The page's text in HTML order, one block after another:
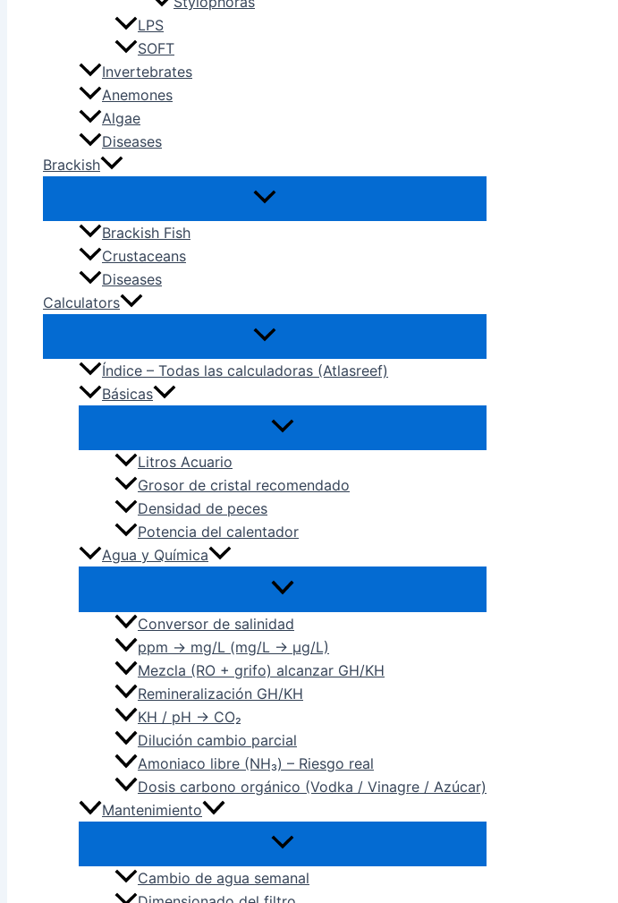
LPS
SOFT
Invertebrates
Anemones
Algae
Diseases
Brackish
Brackish Fish
Crustaceans
Diseases
Calculators
Índice – Todas las calculadoras (Atlasreef)
Básicas
Litros Acuario
Grosor de cristal recomendado
Densidad de peces
Potencia del calentador
Agua y Química
Conversor de salinidad
ppm → mg/L (mg/L → µg/L)
Mezcla (RO + grifo) alcanzar GH/KH
Remineralización GH/KH
KH / pH → CO₂
Dilución cambio parcial
Amoniaco libre (NH₃) – Riesgo real
Dosis carbono orgánico (Vodka / Vinagre / Azúcar)
Mantenimiento
Cambio de agua semanal